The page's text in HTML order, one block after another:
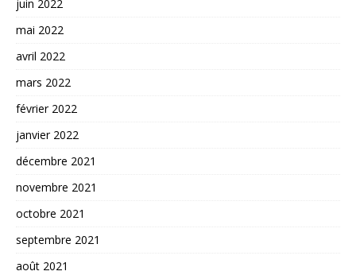
juin 2022
mai 2022
avril 2022
mars 2022
février 2022
janvier 2022
décembre 2021
novembre 2021
octobre 2021
septembre 2021
août 2021